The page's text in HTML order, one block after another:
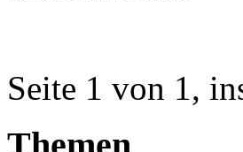
Seite 1 von 1,